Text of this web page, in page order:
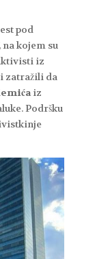
pod
na kojem su
iz
zatražili da
iz
Podršku